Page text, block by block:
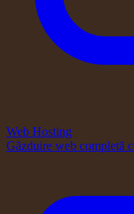
Web Hosting
Găzduire web completă